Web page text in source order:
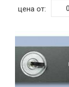
цена от: